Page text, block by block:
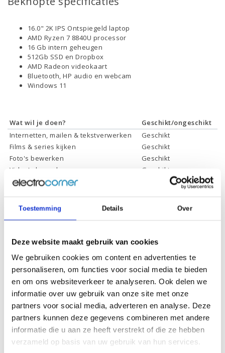
Toestemming Details Over
Deze website maakt gebruik van cookies
We gebruiken cookies om content en advertenties te
personaliseren, om functies voor social media te bieden
en om ons websiteverkeer te analyseren. Ook delen we
informatie over uw gebruik van onze site met onze
partners voor social media, adverteren en analyse. Deze
partners kunnen deze gegevens combineren met andere
informatie die u aan ze heeft verstrekt of die ze hebben
verzameld op basis van uw gebruik van hun services.
16.0" 2K IPS Ontspiegeld laptop
AMD Ryzen 7 8840U processor
16 Gb intern geheugen
512Gb SSD en Dropbox
AMD Radeon videokaart
Bluetooth, HP audio en webcam
Windows 11
Wat wil je doen?
Geschikt/ongeschikt
Internetten, mailen & tekstverwerken
Geschikt
Films & series kijken
Geschikt
Foto's bewerken
Geschikt
Video's bewerken
Geschikt
Gamen
Geschikt *
controleer dit eerst en bepaal daarop uw keuze.
Specificaties
Schermdiagonaal:
16 inch (40,6 cm)
Scherm resolutie:
1920 x 1200 (2K)
Touchscreen:
-
Scherm reflectie:
Ontspiegeld